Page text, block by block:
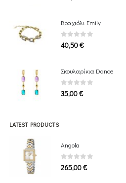
Bραχιόλι Emily
0out of 5
40,50€
Σκουλαρίκια Dance
0out of 5
35,00€
LATEST PRODUCTS
Angola
0 out of 5
265,00€